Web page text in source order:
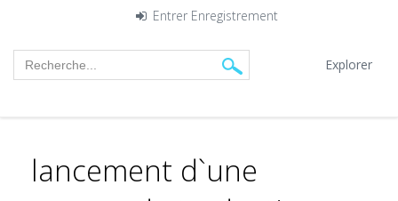
Entrer Enregistrement
Explorer
lancement d`une